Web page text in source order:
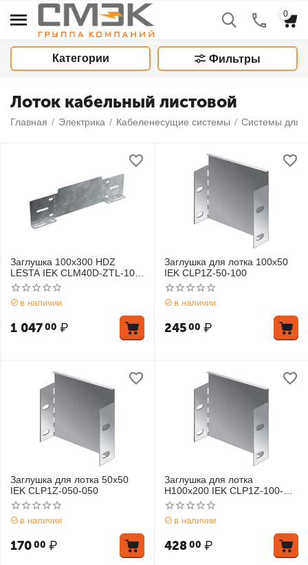
0
Категории Фильтры
Лоток кабельный листовой
Главная / Электрика / Кабеленесущие системы / Системы для
Заглушка 100х300 HDZ
LESTA IEK CLM40D-ZTL-100-
300-HDZ
в наличии
1 04700 ₽
Заглушка для лотка 100х50
IEK CLP1Z-50-100
в наличии
24500 ₽
Заглушка для лотка 50х50
IEK CLP1Z-050-050
в наличии
17000 ₽
Заглушка для лотка
Н100х200 IEK CLP1Z-100-
200
в наличии
42800 ₽